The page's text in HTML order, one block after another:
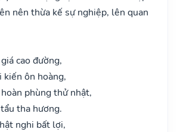
nên thừa kế sự nghiệp, lên quan
cao đường,
kiến ôn hoàng,
phùng thử nhật,
tha hương.
nghi bất lợi,